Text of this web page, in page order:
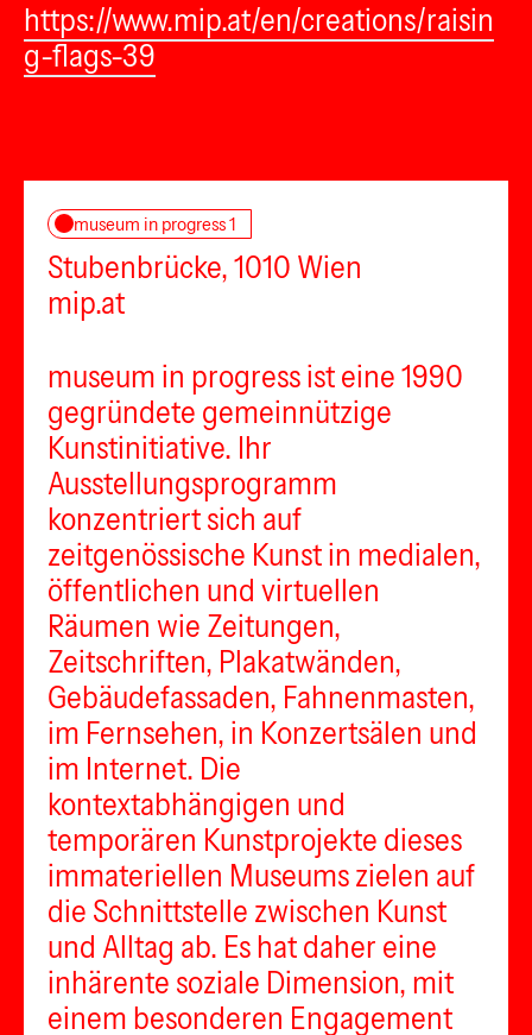
https://www.mip.at/en/creations/raisin
g-flags-39
museum in progress 1
Stubenbrücke, 1010 Wien
mip.at
museum in progress ist eine 1990
gegründete gemeinnützige
Kunstinitiative. Ihr
Ausstellungsprogramm
konzentriert sich auf
zeitgenössische Kunst in medialen,
öffentlichen und virtuellen
Räumen wie Zeitungen,
Zeitschriften, Plakatwänden,
Gebäudefassaden, Fahnenmasten,
im Fernsehen, in Konzertsälen und
im Internet. Die
kontextabhängigen und
temporären Kunstprojekte dieses
immateriellen Museums zielen auf
die Schnittstelle zwischen Kunst
und Alltag ab. Es hat daher eine
inhärente soziale Dimension, mit
einem besonderen Engagement